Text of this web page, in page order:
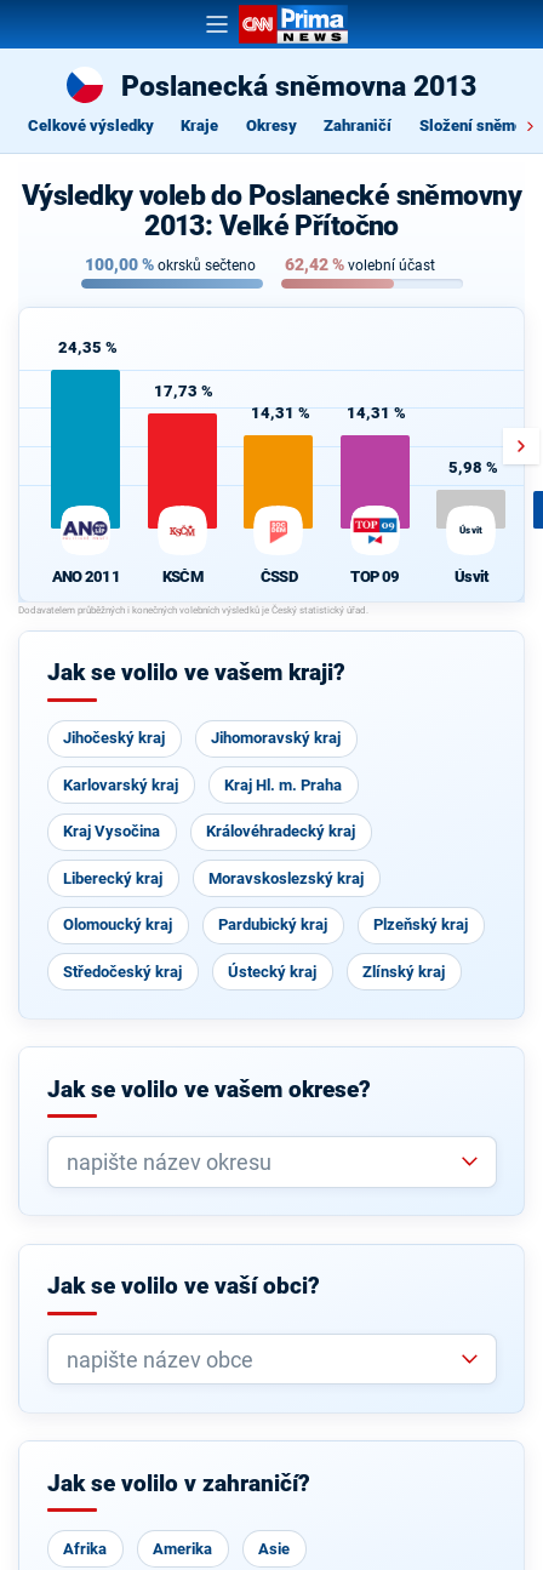
Poslanecká sněmovna 2013
Celkové výsledky Kraje Okresy Zahraničí Složení
Výsledky voleb do Poslanecké sněmovny
2013: Velké Přítočno
100,00% okrsků sečteno 62,42% volební účast
24,35 %
ANO 2011
17,73 %
KSČM
14,31 %
ČSSD
14,31 %
TOP 09
5,98 %
Úsvit
Úsvit
Jak se volilo ve vašem kraji?
Jihočeský kraj Jihomoravský kraj
Karlovarský kraj Kraj Hl. m. Praha
Kraj Vysočina Královéhradecký kraj
Liberecký kraj Moravskoslezský kraj
Olomoucký kraj Pardubický kraj Plzeňský kraj
Středočeský kraj Ústecký kraj Zlínský kraj
Jak se volilo ve vašem okrese?
Jak se volilo ve vaší obci?
Jak se volilo v zahraničí?
Afrika Amerika Asie